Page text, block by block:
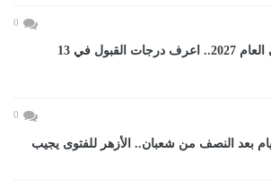
0
تنسيق الثانوى العام 2027.. اعرف درجات القبول في 13
0
بعد النصف من شعبان.. الأزهر للفتوى يجيب